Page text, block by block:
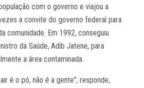
com o governo e viajou a
a convite do governo federal para
comunidade. Em 1992, conseguiu
da Saúde, Adib Jatene, para
a área contaminada.
é o pó, não é a gente”, responde,